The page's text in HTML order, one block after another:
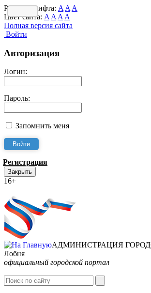
Размер шрифта: A A A
Цвет сайта: A A A A
Полная версия сайта
Войти
Авторизация
Логин:
Пароль:
Запомнить меня
Регистрация
Закрыть
16+
АДМИНИСТРАЦИЯ
Лобня
официальный городской портал